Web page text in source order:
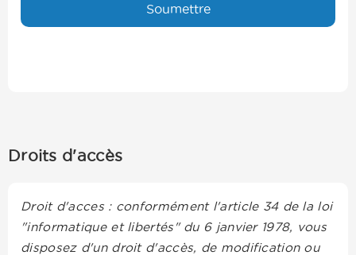
Droits d'accès
Droit d'acces : conformément l'article 34 de la loi
"informatique et libertés" du 6 janvier 1978, vous
disposez d'un droit d'accès, de modification ou